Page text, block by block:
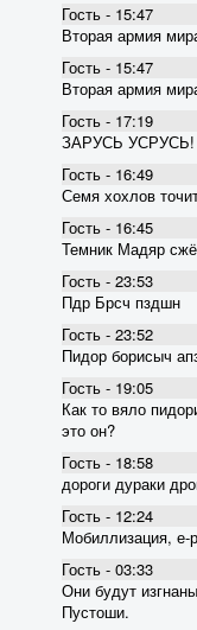
Гость - 15:47
Вторая армия
Гость - 15:47
Вторая армия
Гость - 17:19
ЗАРУСЬ УСРУСЬ!
Гость - 16:49
Семя хохлов
Гость - 16:45
Темник Мадяр
Гость - 23:53
Пдр Брсч пздшн
Гость - 23:52
Пидор борисыч
Гость - 19:05
Как то вяло
это он?
Гость - 18:58
дороги дураки
Гость - 12:24
Мобиллизация, е-
Гость - 03:33
Они будут
Пустоши.